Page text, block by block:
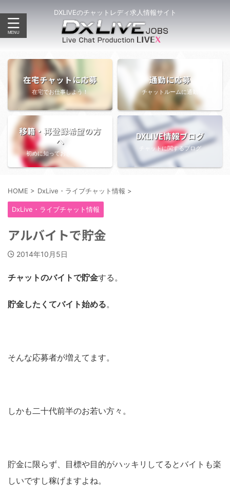
DXLIVEのチャットレディ求人情報サイト
在宅チャットに応募
在宅でお仕事しよう！
通勤に応募
チャットルームに通勤
移籍・再登録希望の方
へ
初めに知っておきたい情報
DXLIVE情報ブログ
チャットに関するブログ
HOME > DxLive・ライブチャット情報 >
DxLive・ライブチャット情報
アルバイトで貯金
2014年10月5日
チャットのバイトで貯金する。
貯金したくてバイト始める。
そんな応募者が増えてます。
しかも二十代前半のお若い方々。
貯金に限らず、目標や目的がハッキリしてるとバイトも楽
しいですし稼げますよね。